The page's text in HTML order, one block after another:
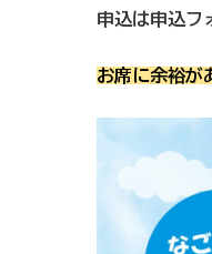
申込は申込フ
お席に余裕が